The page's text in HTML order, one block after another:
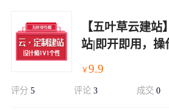
【五叶草云建站
站|即开即用，
￥9.9
评分 5 评论 3 成交 0